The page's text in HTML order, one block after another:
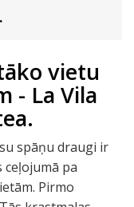
vietu
- La Vila
spāņu draugi ir
ceļojumā pa
Pirmo